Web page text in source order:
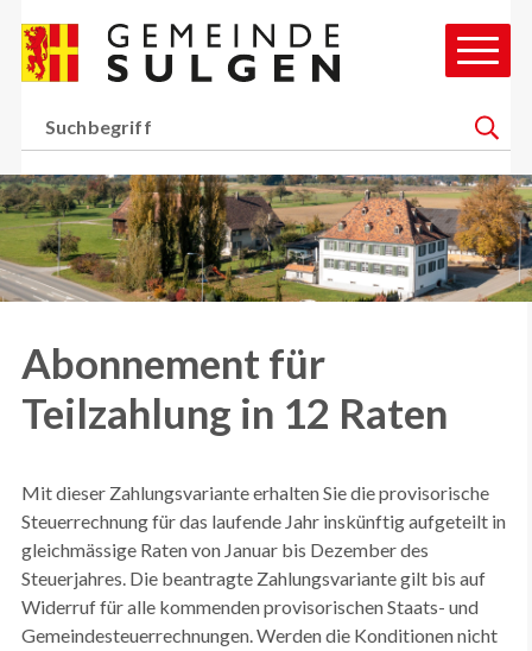
Navigieren in Gemeinde
Suchbegriff
Suche
Abonnement für
Teilzahlung in 12 Raten
Mit dieser Zahlungsvariante erhalten Sie die provisorische
Steuerrechnung für das laufende Jahr inskünftig aufgeteilt in
gleichmässige Raten von Januar bis Dezember des
Steuerjahres. Die beantragte Zahlungsvariante gilt bis auf
Widerruf für alle kommenden provisorischen Staats- und
Gemeindesteuerrechnungen. Werden die Konditionen nicht